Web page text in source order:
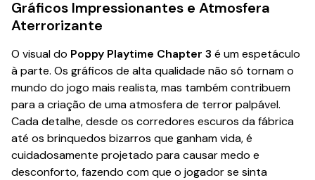
Gráficos Impressionantes e Atmosfera
Aterrorizante
O visual do Poppy Playtime Chapter 3 é um espetáculo
à parte. Os gráficos de alta qualidade não só tornam o
mundo do jogo mais realista, mas também contribuem
para a criação de uma atmosfera de terror palpável.
Cada detalhe, desde os corredores escuros da fábrica
até os brinquedos bizarros que ganham vida, é
cuidadosamente projetado para causar medo e
desconforto, fazendo com que o jogador se sinta